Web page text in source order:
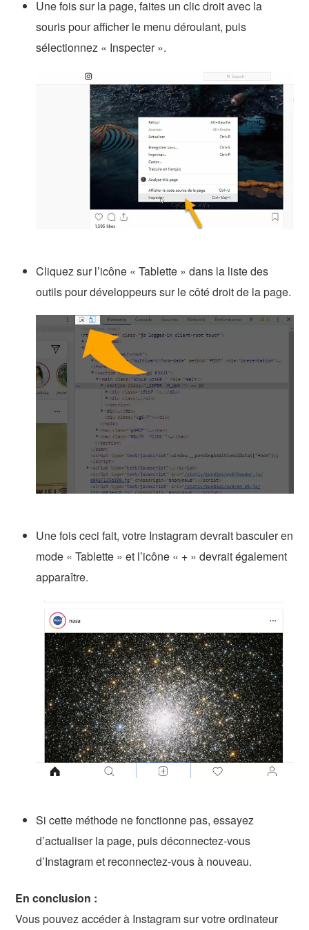
Une fois sur la page, faites un clic droit avec la
souris pour afficher le menu déroulant, puis
sélectionnez « Inspecter ».
Cliquez sur l’icône « Tablette » dans la liste des
outils pour développeurs sur le côté droit de la page.
Une fois ceci fait, votre Instagram devrait basculer en
mode « Tablette » et l’icône « + » devrait également
apparaître.
Si cette méthode ne fonctionne pas, essayez
d’actualiser la page, puis déconnectez-vous
d’Instagram et reconnectez-vous à nouveau.
En conclusion :
Vous pouvez accéder à Instagram sur votre ordinateur